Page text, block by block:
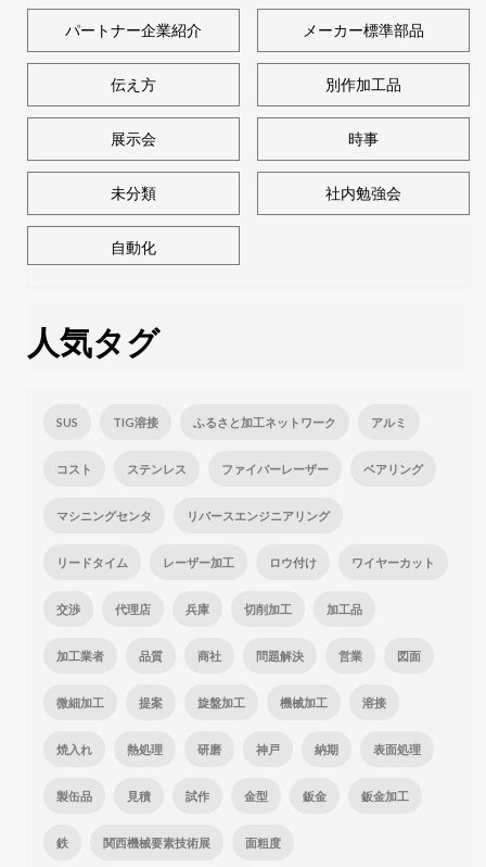
パートナー企業紹介 メーカー標準部品
伝え方 別作加工品
展示会 時事
未分類 社内勉強会
自動化
人気タグ
SUS TIG溶接 ふるさと加工ネットワーク アルミ
コスト ステンレス ファイバーレーザー ベアリング
マシニングセンタ リバースエンジニアリング
リードタイム レーザー加工 ロウ付け ワイヤーカット
交渉 代理店 兵庫 切削加工 加工品
加工業者 品質 商社 問題解決 営業 図面
微細加工 提案 旋盤加工 機械加工 溶接
焼入れ 熱処理 研磨 神戸 納期 表面処理
製缶品 見積 試作 金型 鈑金 鈑金加工
鉄 関西機械要素技術展 面粗度